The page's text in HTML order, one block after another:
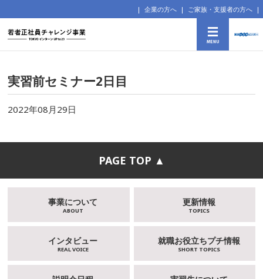
企業の方へ ご家族・支援者の方へ
実習前セミナー2日目
2022年08月29日
PAGE TOP ▲
事業について
ABOUT
更新情報
TOPICS
インタビュー
REAL VOICE
就職お役立ちプチ情報
SHORT TOPICS